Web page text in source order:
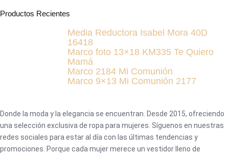
Productos Recientes
Media Reductora Isabel Mora 40D
16418
Marco foto 13×18 KM335 Te Quiero
Mamá
Marco 2184 Mi Comunión
Marco 9×13 Mi Comunión 2177
Donde la moda y la elegancia se encuentran. Desde 2015, ofreciendo
una selección exclusiva de ropa para mujeres. Síguenos en nuestras
redes sociales para estar al día con las últimas tendencias y
promociones. Porque cada mujer merece un vestidor lleno de